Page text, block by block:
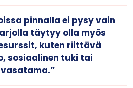
pinnalla ei pysy vain
täytyy olla myös
kuten riittävä
sosiaalinen tuki tai